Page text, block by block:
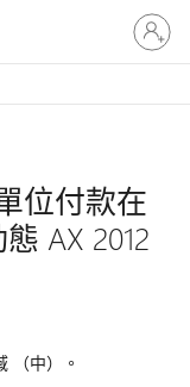
登
入
您
位付款在
AX 2012
（中）。